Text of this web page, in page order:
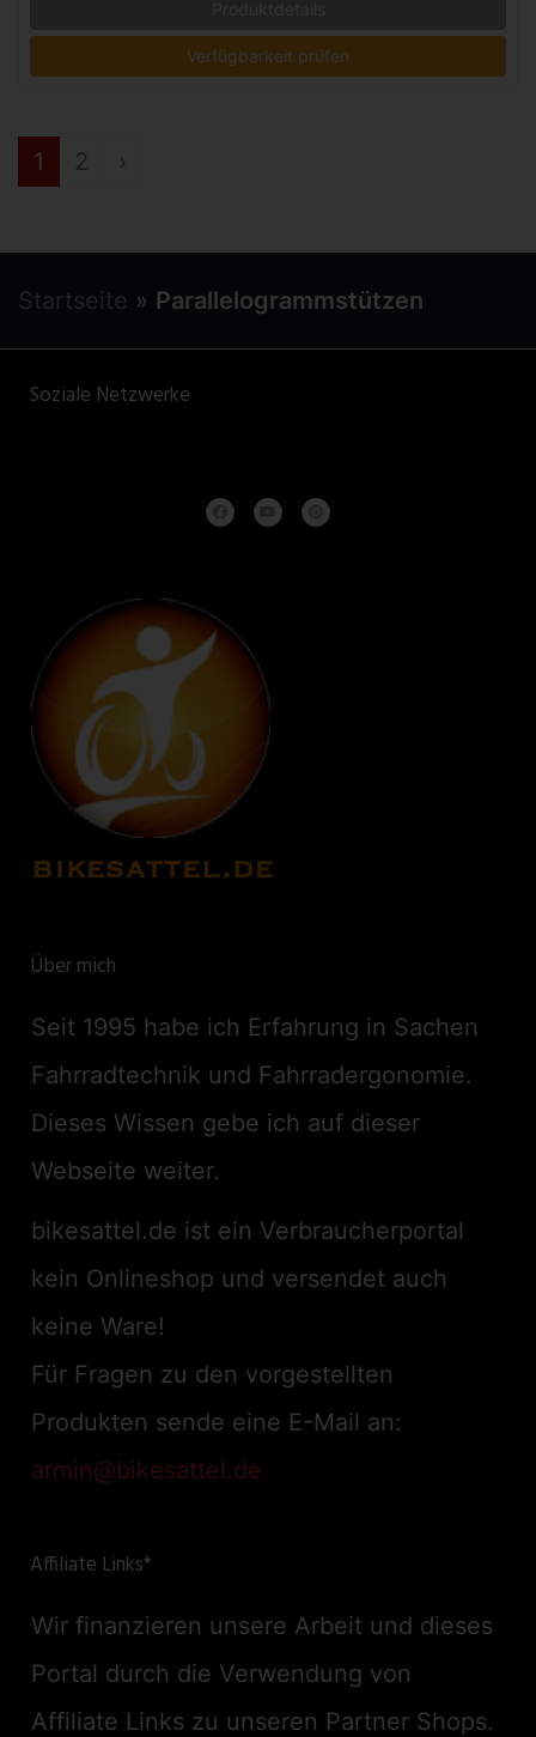
Verfügbarkeit prüfen
1 2 ›
Startseite » Parallelogrammstützen
Soziale Netzwerke
Über mich
Seit 1995 habe ich Erfahrung in Sachen
Fahrradtechnik und Fahrradergonomie.
Dieses Wissen gebe ich auf dieser
Webseite weiter.
bikesattel.de ist ein Verbraucherportal
kein Onlineshop und versendet auch
keine Ware!
Für Fragen zu den vorgestellten
Produkten sende eine E-Mail an:
armin@bikesattel.de
Affiliate Links*
Wir finanzieren unsere Arbeit und dieses
Portal durch die Verwendung von
Affiliate Links zu unseren Partner Shops.